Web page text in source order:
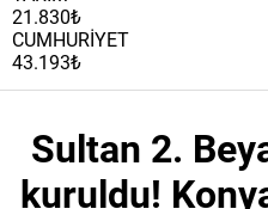
21.830₺
CUMHURİYET
43.193₺
Sultan 2.
kuruldu!